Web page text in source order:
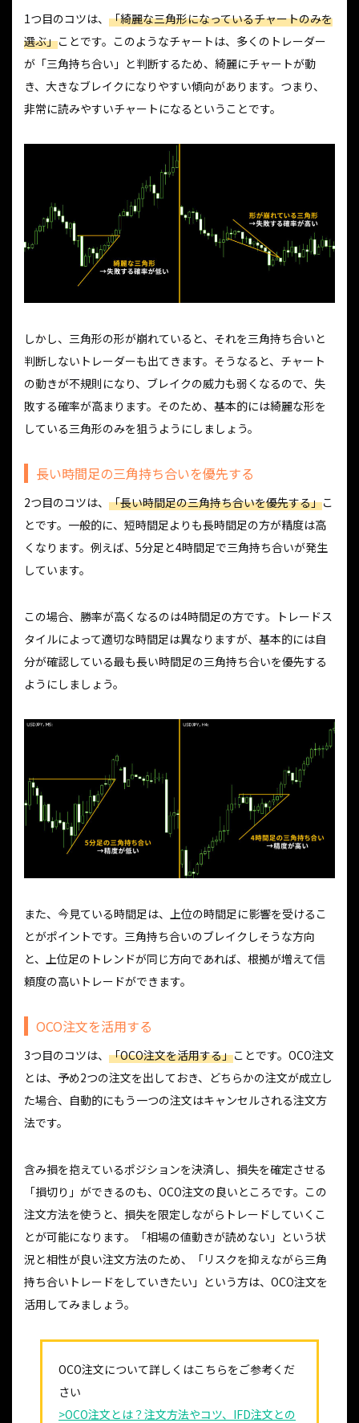
1つ目のコツは、 「綺麗な三角形になっているチャートのみを
選ぶ」ことです。このようなチャートは、多くのトレーダー
が「三角持ち合い」と判断するため、綺麗にチャートが動
き、大きなブレイクになりやすい傾向があります。つまり、
非常に読みやすいチャートになるということです。
しかし、三角形の形が崩れていると、それを三角持ち合いと
判断しないトレーダーも出てきます。そうなると、チャート
の動きが不規則になり、ブレイクの威力も弱くなるので、失
敗する確率が高まります。そのため、基本的には綺麗な形を
している三角形のみを狙うようにしましょう。
長い時間足の三角持ち合いを優先する
2つ目のコツは、 「長い時間足の三角持ち合いを優先する」こ
とです。一般的に、短時間足よりも長時間足の方が精度は高
くなります。例えば、5分足と4時間足で三角持ち合いが発生
しています。
この場合、勝率が高くなるのは4時間足の方です。トレードス
タイルによって適切な時間足は異なりますが、基本的には自
分が確認している最も長い時間足の三角持ち合いを優先する
ようにしましょう。
また、今見ている時間足は、上位の時間足に影響を受けるこ
とがポイントです。三角持ち合いのブレイクしそうな方向
と、上位足のトレンドが同じ方向であれば、根拠が増えて信
頼度の高いトレードができます。
OCO注文を活用する
3つ目のコツは、 「OCO注文を活用する」ことです。OCO注文
とは、予め2つの注文を出しておき、どちらかの注文が成立し
た場合、自動的にもう一つの注文はキャンセルされる注文方
法です。
含み損を抱えているポジションを決済し、損失を確定させる
「損切り」ができるのも、OCO注文の良いところです。この
注文方法を使うと、損失を限定しながらトレードしていくこ
とが可能になります。「相場の値動きが読めない」という状
況と相性が良い注文方法のため、「リスクを抑えながら三角
持ち合いトレードをしていきたい」という方は、OCO注文を
活用してみましょう。
OCO注文について詳しくはこちらをご参考くだ
さい
>OCO注文とは？注文方法やコツ、IFD注文との